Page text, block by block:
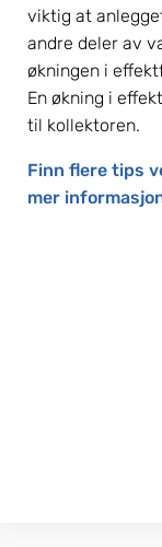
viktig at
andre deler av
økningen i
En økning i
til kollektoren.
Finn flere tips
mer